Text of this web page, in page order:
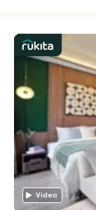
Video